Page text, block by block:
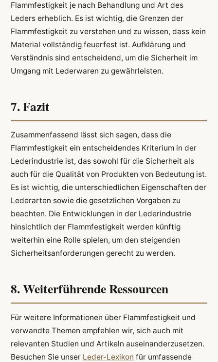
Flammfestigkeit je nach Behandlung und Art des
Leders erheblich. Es ist wichtig, die Grenzen der
Flammfestigkeit zu verstehen und zu wissen, dass kein
Material vollständig feuerfest ist. Aufklärung und
Verständnis sind entscheidend, um die Sicherheit im
Umgang mit Lederwaren zu gewährleisten.
7. Fazit
Zusammenfassend lässt sich sagen, dass die
Flammfestigkeit ein entscheidendes Kriterium in der
Lederindustrie ist, das sowohl für die Sicherheit als
auch für die Qualität von Produkten von Bedeutung ist.
Es ist wichtig, die unterschiedlichen Eigenschaften der
Lederarten sowie die gesetzlichen Vorgaben zu
beachten. Die Entwicklungen in der Lederindustrie
hinsichtlich der Flammfestigkeit werden künftig
weiterhin eine Rolle spielen, um den steigenden
Sicherheitsanforderungen gerecht zu werden.
8. Weiterführende Ressourcen
Für weitere Informationen über Flammfestigkeit und
verwandte Themen empfehlen wir, sich auch mit
relevanten Studien und Artikeln auseinanderzusetzen.
Besuchen Sie unser Leder-Lexikon für umfassende